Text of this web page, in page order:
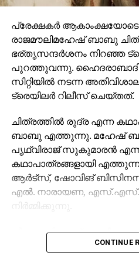
പ്രേക്ഷകര്‍
രാജമൗലിമഹേഷ് ബാബു
ഭര്തൃസന്ദര്‍ശനം നിറഞ്ഞ
പുറത്തുവന്നു.
സിറ്റിയില്‍ നടന്ന
ട്രെയിലര്‍ റിലീസ് ചെയ്തത്.
ചിത്രത്തില്‍ രുദ്ര എന്ന
ബാബു എത്തുന്നു. മഹേഷ്
പൃഥ്വിരാജ് സുകുമാരന്‍
കഥാപാത്രങ്ങളായി എത്തുന്ന
ആര്‍ട്‌സ്, ഷോവിങ്
എല്‍. നാരായണ, എസ്.എസ്.
നിര്‍മ്മിക്കുന്നു.
കീരവാണിയാണ് സംഗീതം
മണിക്കൂറുകള്‍ക്കുള്ളില്‍ തന്നെ
CONTINUE